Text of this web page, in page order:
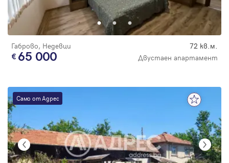
Габрово, Недевци 72 кв.м.
65 000 Двустаен апартамент
Само от Адрес
Парола
Регистрация